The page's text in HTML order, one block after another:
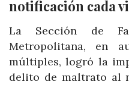
notificación cada
La Sección de
Metropolitana, en
múltiples, logró la
delito de maltrato al